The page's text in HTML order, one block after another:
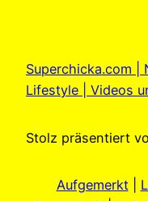
Superchicka.com |
Lifestyle | Videos
Stolz präsentiert
Aufgemerkt|